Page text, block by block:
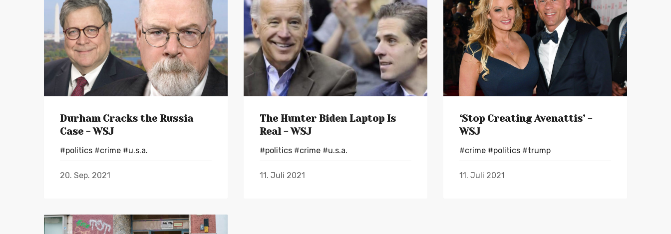
Durham Cracks the Russia
Case - WSJ
#politics #crime #u.s.a.
20. Sep. 2021
The Hunter Biden Laptop Is
Real - WSJ
#politics #crime #u.s.a.
11. Juli 2021
‘Stop Creating Avenattis’ -
WSJ
#crime #politics #trump
11. Juli 2021